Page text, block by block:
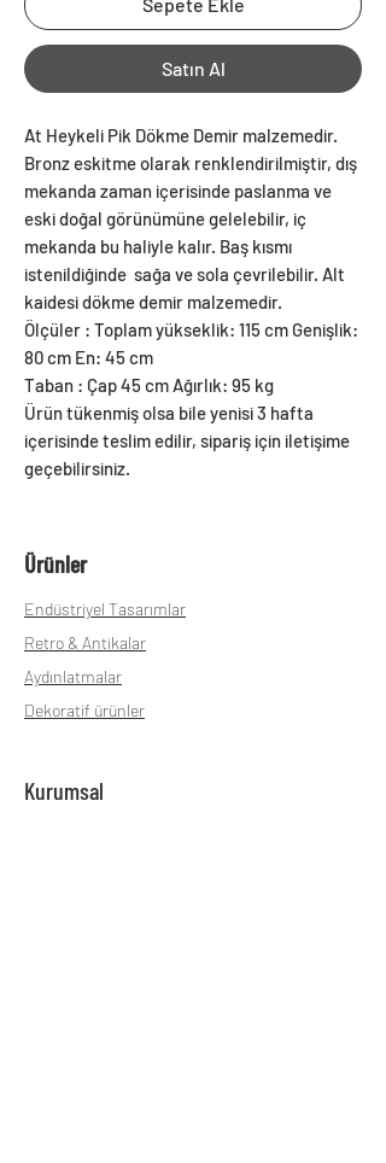
Satın Al
At Heykeli Pik Dökme Demir malzemedir.
Bronz eskitme olarak renklendirilmiştir, dış
mekanda zaman içerisinde paslanma ve
eski doğal görünümüne gelelebilir, iç
mekanda bu haliyle kalır. Baş kısmı
istenildiğinde sağa ve sola çevrilebilir. Alt
kaidesi dökme demir malzemedir.
Ölçüler : Toplam yükseklik: 115 cm Genişlik:
80 cm En: 45 cm
Taban : Çap 45 cm Ağırlık: 95 kg
Ürün tükenmiş olsa bile yenisi 3 hafta
içerisinde teslim edilir, sipariş için iletişime
geçebilirsiniz.
Ürünler
Endüstriyel Tasarımlar
Retro & Antikalar
Aydınlatmalar
Dekoratif ürünler
Kurumsal